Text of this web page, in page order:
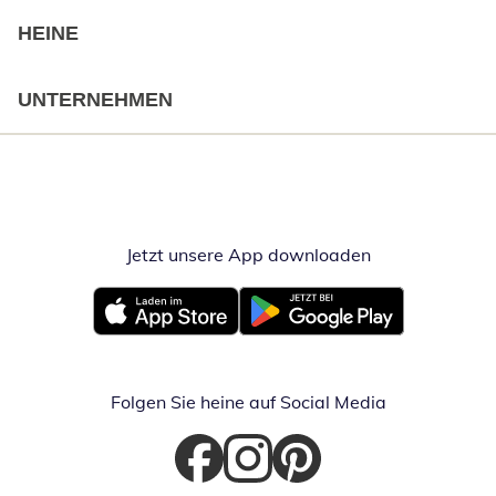
HEINE
UNTERNEHMEN
Jetzt unsere App downloadenÖffnet in
Öffnet in neuem FensterÖffnet in neuem Fenster
Folgen Sie heine auf Social Media
Öffnet in neuem Fenster
Öffnet in neuem Fenster
Öffnet in neuem Fenster